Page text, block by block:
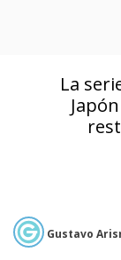
La
Gustavo